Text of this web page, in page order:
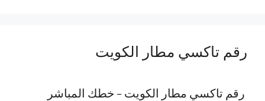
رقم تاكسي مطار الكويت
رقم تاكسي مطار الكويت – خطك المباشر